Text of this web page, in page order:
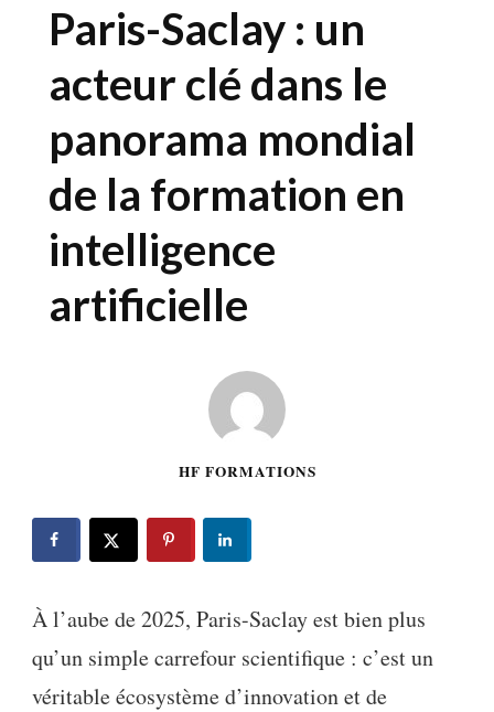
Paris-Saclay : un
acteur clé dans le
panorama mondial
de la formation en
intelligence
artificielle
HF FORMATIONS
À l’aube de 2025, Paris-Saclay est bien plus
qu’un simple carrefour scientifique : c’est un
véritable écosystème d’innovation et de